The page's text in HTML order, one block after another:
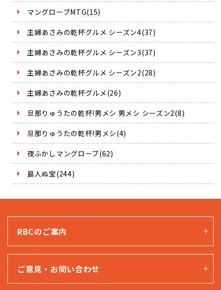
マングローブMTG(15)
主婦あさみの乾杯グルメ シーズン4(37)
主婦あさみの乾杯グルメ シーズン3(37)
主婦あさみの乾杯グルメ シーズン2(28)
主婦あさみの乾杯グルメ(26)
旦那りゅうたの乾杯!男メシ 男メシ シーズン2(8)
旦那りゅうたの乾杯!男メシ(4)
夜ふかしマングローブ(62)
島人ぬ宝(244)
RBCのご案内
ご意見・お問い合わせ